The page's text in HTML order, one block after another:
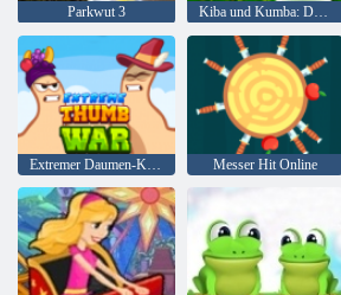
Parkwut 3 Kiba und Kumba: Dschungelchaos
Extremer Daumen-Krieg Messer Hit Online